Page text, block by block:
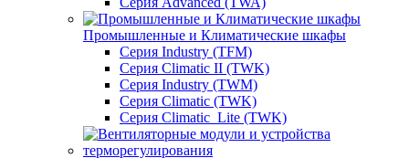
Промышленные и Климатические шкафы
Серия Industry (TFM)
Серия Climatic II (TWK)
Серия Industry (TWM)
Серия Climatic (TWK)
Серия Climatic_Lite (TWK)